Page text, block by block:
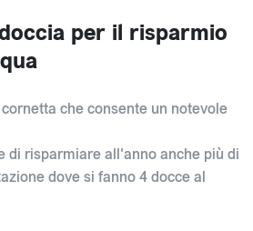
per il risparmio
che consente un notevole
di risparmiare all'anno anche più di
dove si fanno 4 docce al